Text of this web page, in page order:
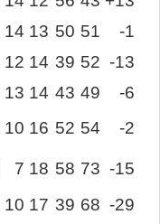
14 13 50 51
-1
12 14 39 52 -13
13 14 43 49
-6
10 16 52 54 -2
7 18 58 73 -15
10 17 39 68 -29